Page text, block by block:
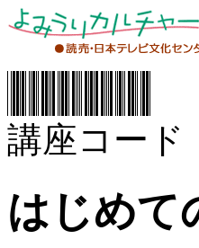
講座コード
はじめて